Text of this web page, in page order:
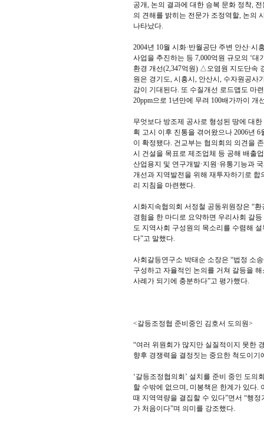
공개, 논의 결과에 대한 승복 문화 정착,
의 견해를 밝히는 전문가 조정역할, 논의
나타났다.
2004년 10월 시화·반월공단 주변 안산·
사업을 추진하는 등 7,000억원 규모의 ‘
환경 개선(2,347억원) △오염원 지도단속
원은 경기도, 시흥시, 안산시, 수자원공사
감이 기대된다. 또 수질개선 로드맵도 마
20ppm으로 1년만에 무려 100배가까이 개
무엇보다 방조제 공사로 형성된 땅에 대
획 고시 이후 진통을 겪어왔으나 2006년
이 확정됐다. 건교부는 협의회의 의견을
시 건설을 목표로 제조업체 등 공해 배출
산업용지 및 연구개발·지원·유통기능과
개선과 지역발전을 위해 재투자하기로
리 지침을 마련했다.
시화지속협의회 서정철 공동위원장은 “
경험을 한 마디로 요약하면 우리사회 갈
도 지역사회 구성원의 목소리를 수렴해
다”고 말했다.
사회갈등연구소 박태순 소장은 “법정 소
구성하고 자율적인 논의를 거쳐 갈등을
사례가 되기에 충분하다”고 평가했다.
<갈등조정협 준비중인 김호서 도의원>
“여러 위원회가 많지만 실질적이지 못한
향후 경쟁력을 결정짓는 중요한 척도이
‘갈등조정협의회’ 설치를 준비 중인 도
할 수밖에 없으며, 미봉책은 한계가 있다.
때 지역역량을 결집할 수 있다”면서 “행
가 처음이다”며 의미를 강조했다.